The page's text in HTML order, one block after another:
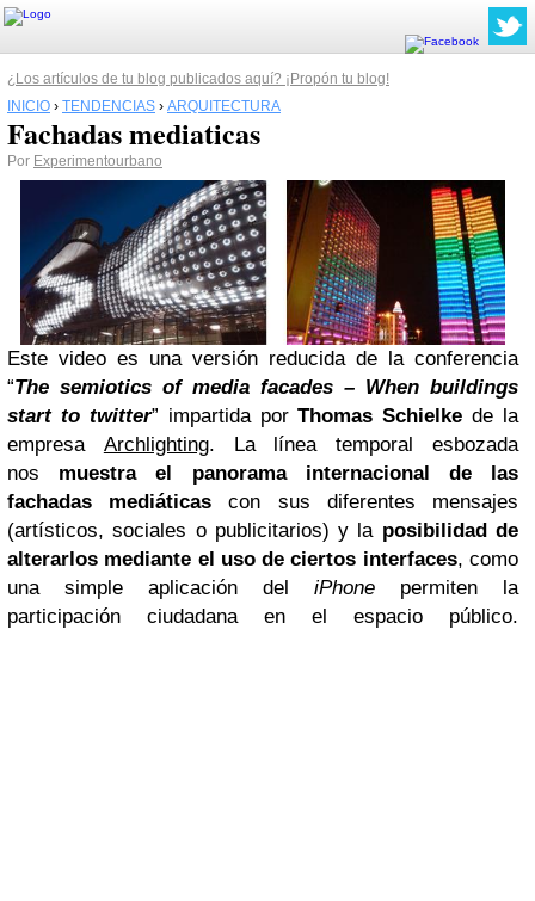
¿Los artículos de tu blog publicados aquí? ¡Propón tu blog!
INICIO › TENDENCIAS › ARQUITECTURA
Fachadas mediaticas
Por Experimentourbano
Este video es una versión reducida de la conferencia
“The semiotics of media facades – When buildings
start to twitter” impartida porThomas Schielke de la
empresa Archlighting. La línea temporal esbozada
nos muestra el panorama internacional de las
fachadas mediáticas con sus diferentes mensajes
(artísticos, sociales o publicitarios) y la posibilidad de
alterarlos mediante el uso de ciertos interfaces, como
una simple aplicación del iPhone permiten la
participación ciudadana en el espacio público.